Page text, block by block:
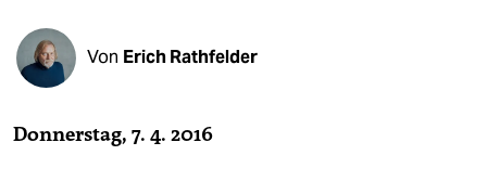
veranstaltungen
shop
Von Erich Rathfelder
Donnerstag, 7. 4. 2016